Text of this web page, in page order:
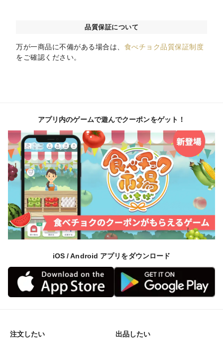
品質保証について
万が一商品に不備がある場合は、 食べチョク品質保証制度
をご確認ください。
アプリ内のゲームで遊んでクーポンをゲット！
iOS / Android アプリをダウンロード
注文したい 出品したい